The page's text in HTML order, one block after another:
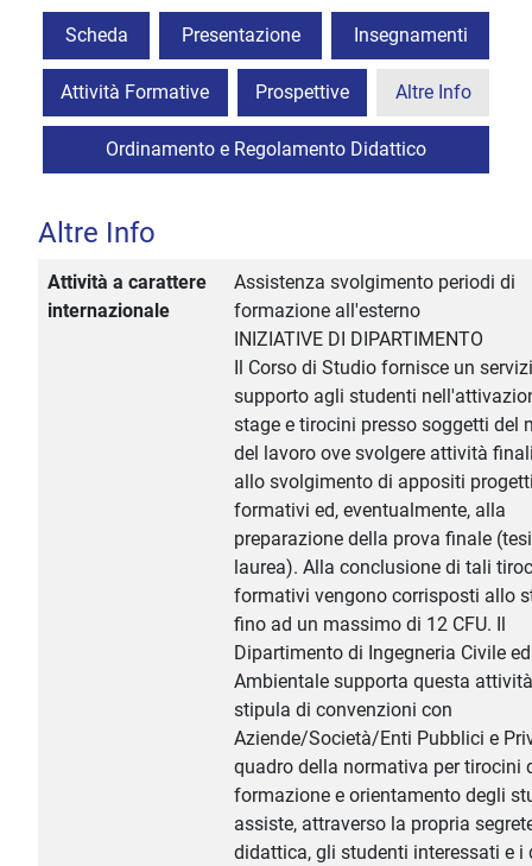
Scheda Presentazione Insegnamenti
Attività Formative Prospettive Altre Info
Ordinamento e Regolamento Didattico
Altre Info
Attività a carattere
internazionale
Assistenza svolgimento periodi di
formazione all'esterno
INIZIATIVE DI DIPARTIMENTO
Il Corso di Studio fornisce un
supporto agli studenti
stage e tirocini presso soggetti del
del lavoro ove svolgere attività
allo svolgimento di appositi
formativi ed, eventualmente, alla
preparazione della prova finale
laurea). Alla conclusione di tali
formativi vengono corrisposti allo
fino ad un massimo di 12 CFU. Il
Dipartimento di Ingegneria Civile ed
Ambientale supporta questa
stipula di convenzioni con
Aziende/Società/Enti Pubblici e
quadro della normativa per tirocini
formazione e orientamento degli
assiste, attraverso la propria
didattica, gli studenti interessati e i